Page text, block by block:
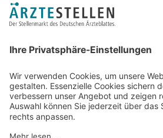
Recruiting-Podcast
Kontakt
Datenschutz
Newsletter